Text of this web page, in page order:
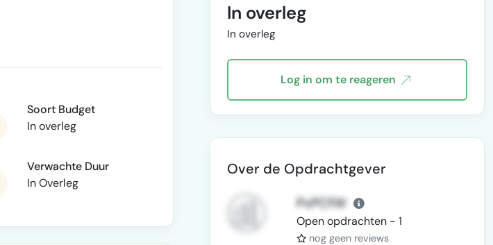
Soort Budget
In overleg
Verwachte Duur
In Overleg
In overleg
In overleg
Log in om te reageren
Over de Opdrachtgever
PxPCfW
Open opdrachten - 1
nog geen reviews